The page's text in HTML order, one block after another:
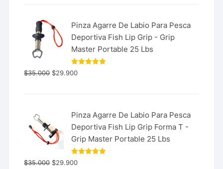
Pinza Agarre De Labio Para Pesca
Deportiva Fish Lip Grip - Grip
Master Portable 25 Lbs
Valorado
con
$35.000 $29.900
Pinza Agarre De Labio Para Pesca
Deportiva Fish Lip Grip Forma T -
Grip Master Portable 25 Lbs
Valorado
con
$35.000 $29.900